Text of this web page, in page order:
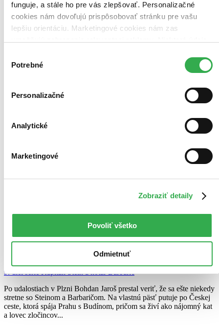
funguje, a stále ho pre vás zlepšovať. Personalizačné
cookies nám dovoľujú prispôsobovať stránku pre vašu
lepšiu orientáciu. Marketingové cookies nám zas
keby sme mohli používať všetky tieto cookies. Ďakujeme!
súhlasu
Potrebné
Personalizačné
Analytické
Marketingové
Zobraziť detaily
Povoliť všetko
Odmietnuť
Lovec čertovSeržant Jaroš a veľké problémy v Malom Ríme
9. diel sérieKapitán Stein a notár Barbarič
Po udalostiach v Plzni Bohdan Jaroš prestal veriť, že sa ešte niekedy
stretne so Steinom a Barbaričom. Na vlastnú päsť putuje po Českej
ceste, ktorá spája Prahu s Budínom, pričom sa živí ako nájomný kat
a lovec zločincov...